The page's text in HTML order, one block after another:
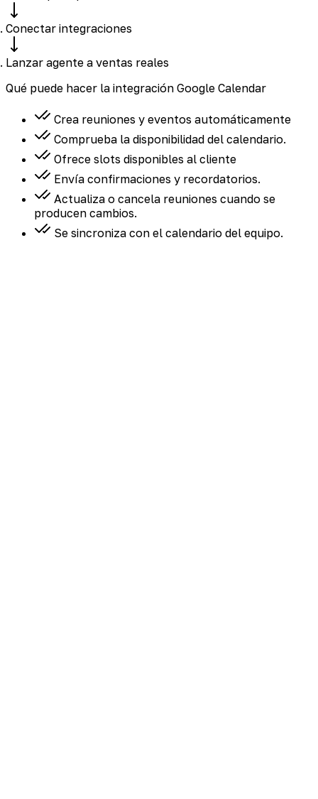
Conectar integraciones
Lanzar agente a ventas reales
Qué puede hacer la integración Google Calendar
Crea reuniones y eventos automáticamente
Comprueba la disponibilidad del calendario.
Ofrece slots disponibles al cliente
Envía confirmaciones y recordatorios.
Actualiza o cancela reuniones cuando se
producen cambios.
Se sincroniza con el calendario del equipo.